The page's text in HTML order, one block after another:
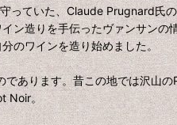
ていた、Claude Prugnard氏
ン造りを手伝ったヴァンサンの
のワインを造り始めました。
ります。昔この地では沢山
Noir。